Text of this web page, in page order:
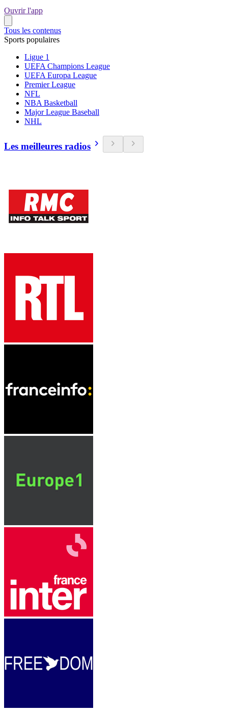
Ouvrir l'app
Tous les contenus
Sports populaires
Ligue 1
UEFA Champions League
UEFA Europa League
Premier League
NFL
NBA Basketball
Major League Baseball
NHL
Les meilleures radios